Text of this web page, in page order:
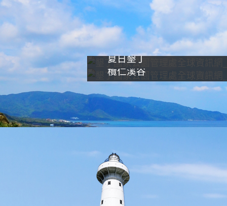
夏日墾丁
欖仁溪谷